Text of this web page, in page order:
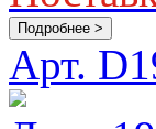
Подробнее >
Арт.